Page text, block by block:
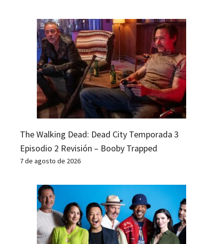
The Walking Dead: Dead City Temporada 3
Episodio 2 Revisión – Booby Trapped
7 de agosto de 2026